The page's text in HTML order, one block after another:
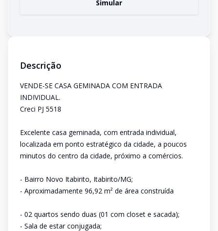
Simular
Descrição
VENDE-SE CASA GEMINADA COM ENTRADA
INDIVIDUAL.
Creci PJ 5518
Excelente casa geminada, com entrada individual,
localizada em ponto estratégico da cidade, a poucos
minutos do centro da cidade, próximo a comércios.
- Bairro Novo Itabirito, Itabirito/MG;
- Aproximadamente 96,92 m² de área construída
- 02 quartos sendo duas (01 com closet e sacada);
- Sala de estar conjugada;